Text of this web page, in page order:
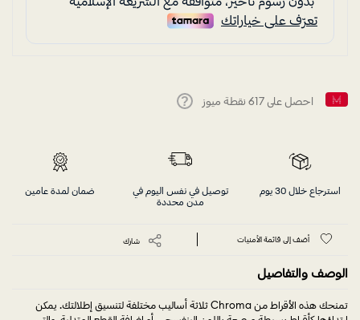
احصل على 617 نقطة ميوز
استرجاع خلال 30 يوم
توصيل في نفس اليوم في
مدن محددة
ضمان لمدة عامين
أضف إلى قائمة الأمنيات شارك
الوصف والتفاصيل
تمنحك هذه الأقراط من Chroma ثلاثة أساليب مختلفة لتنسيق إطلالتك. يمكن